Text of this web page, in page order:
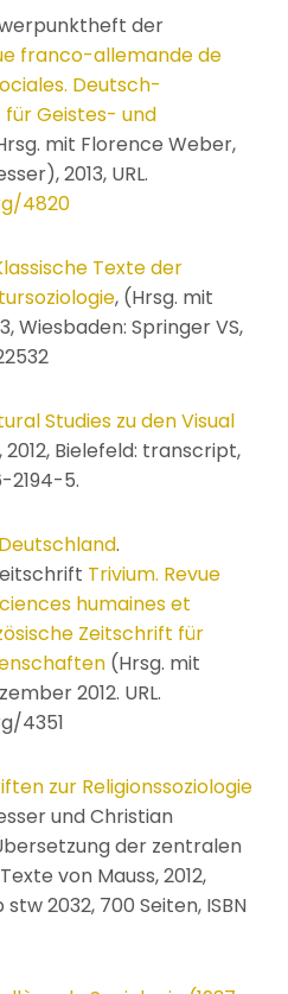
der
franco-allemande de
Deutsch-
Geistes- und
mit Florence Weber,
2013, URL.
4820
Texte der
, (Hrsg. mit
Wiesbaden: Springer VS,
Studies zu den Visual
, 2012, Bielefeld: transcript,
2194-5.
.
Trivium. Revue
humaines et
Zeitschrift für
(Hrsg. mit
2012. URL.
4351
zur Religionssoziologie
und Christian
der zentralen
von Mauss, 2012,
2032, 700 Seiten, ISBN